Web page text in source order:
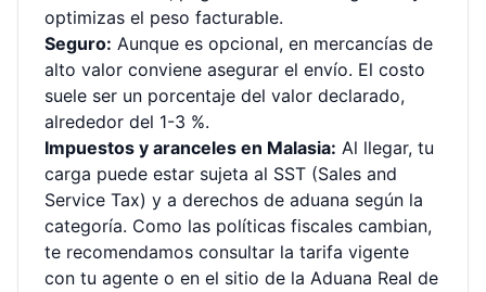
optimizas el peso facturable.
Seguro: Aunque es opcional, en mercancías de
alto valor conviene asegurar el envío. El costo
suele ser un porcentaje del valor declarado,
alrededor del 1-3 %.
Impuestos y aranceles en Malasia: Al llegar, tu
carga puede estar sujeta al SST (Sales and
Service Tax) y a derechos de aduana según la
categoría. Como las políticas fiscales cambian,
te recomendamos consultar la tarifa vigente
con tu agente o en el sitio de la Aduana Real de